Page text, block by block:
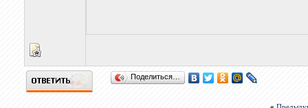
Поделиться…